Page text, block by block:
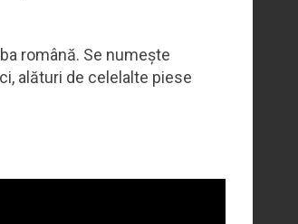
română. Se numește
alături de celelalte piese